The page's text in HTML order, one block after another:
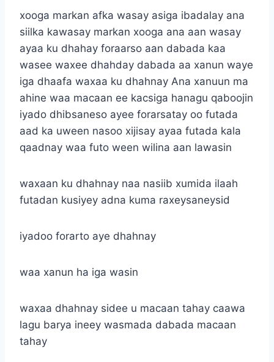
xooga markan afka wasay asiga ibadalay ana
siilka kawasay markan xooga ana aan wasay
ayaa ku dhahay foraarso aan dabada kaa
wasee waxee dhahday dabada aa xanun waye
iga dhaafa waxaa ku dhahnay Ana xanuun ma
ahine waa macaan ee kacsiga hanagu qaboojin
iyado dhibsaneso ayee forarsatay oo futada
aad ka uween nasoo xijisay ayaa futada kala
qaadnay waa futo ween wilina aan lawasin
waxaan ku dhahnay naa nasiib xumida ilaah
futadan kusiyey adna kuma raxeysaneysid
iyadoo forarto aye dhahnay
waa xanun ha iga wasin
waxaa dhahnay sidee u macaan tahay caawa
lagu barya ineey wasmada dabada macaan
tahay